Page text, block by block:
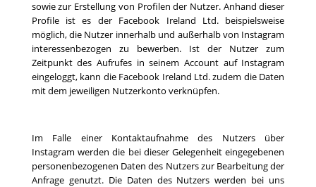
sowie zur Erstellung von Profilen der Nutzer. Anhand dieser
Profile ist es der Facebook Ireland Ltd. beispielsweise
möglich, die Nutzer innerhalb und außerhalb von Instagram
interessenbezogen zu bewerben. Ist der Nutzer zum
Zeitpunkt des Aufrufes in seinem Account auf Instagram
eingeloggt, kann die Facebook Ireland Ltd. zudem die Daten
mit dem jeweiligen Nutzerkonto verknüpfen.
Im Falle einer Kontaktaufnahme des Nutzers über
Instagram werden die bei dieser Gelegenheit eingegebenen
personenbezogenen Daten des Nutzers zur Bearbeitung der
Anfrage genutzt. Die Daten des Nutzers werden bei uns